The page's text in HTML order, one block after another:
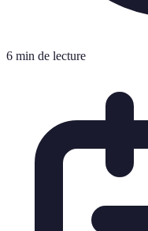
6 min de lecture